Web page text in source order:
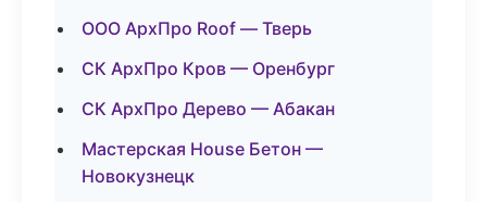
ООО АрхПро Roof — Тверь
СК АрхПро Кров — Оренбург
СК АрхПро Дерево — Абакан
Мастерская House Бетон —
Новокузнецк